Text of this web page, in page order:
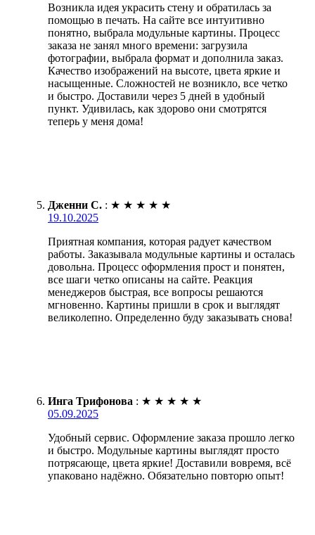
Возникла идея украсить стену и обратилась за
помощью в печать. На сайте все интуитивно
понятно, выбрала модульные картины. Процесс
заказа не занял много времени: загрузила
фотографии, выбрала формат и дополнила заказ.
Качество изображений на высоте, цвета яркие и
насыщенные. Сложностей не возникло, все четко
и быстро. Доставили через 5 дней в удобный
пункт. Удивилась, как здорово они смотрятся
теперь у меня дома!
Дженни С. : ★ ★ ★ ★ ★
19.10.2025
Приятная компания, которая радует качеством
работы. Заказывала модульные картины и осталась
довольна. Процесс оформления прост и понятен,
все шаги четко описаны на сайте. Реакция
менеджеров быстрая, все вопросы решаются
мгновенно. Картины пришли в срок и выглядят
великолепно. Определенно буду заказывать снова!
Инга Трифонова : ★ ★ ★ ★ ★
05.09.2025
Удобный сервис. Оформление заказа прошло легко
и быстро. Модульные картины выглядят просто
потрясающе, цвета яркие! Доставили вовремя, всё
упаковано надёжно. Обязательно повторю опыт!